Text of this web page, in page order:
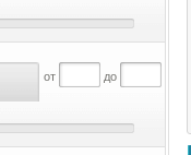
от до